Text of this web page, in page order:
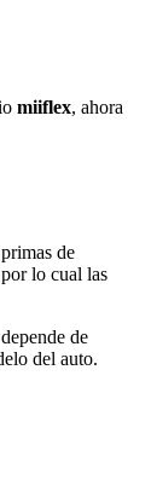
miiflex, ahora
de
lo cual las
de
del auto.